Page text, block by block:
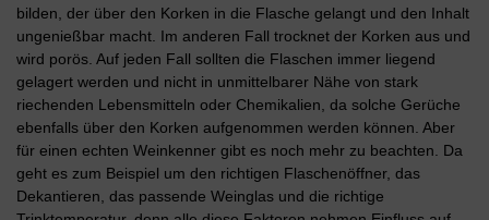
bilden, der über den Korken in die Flasche gelangt und den Inhalt
ungenießbar macht. Im anderen Fall trocknet der Korken aus und
wird porös. Auf jeden Fall sollten die Flaschen immer liegend
gelagert werden und nicht in unmittelbarer Nähe von stark
riechenden Lebensmitteln oder Chemikalien, da solche Gerüche
ebenfalls über den Korken aufgenommen werden können. Aber
für einen echten Weinkenner gibt es noch mehr zu beachten. Da
geht es zum Beispiel um den richtigen Flaschenöffner, das
Dekantieren, das passende Weinglas und die richtige